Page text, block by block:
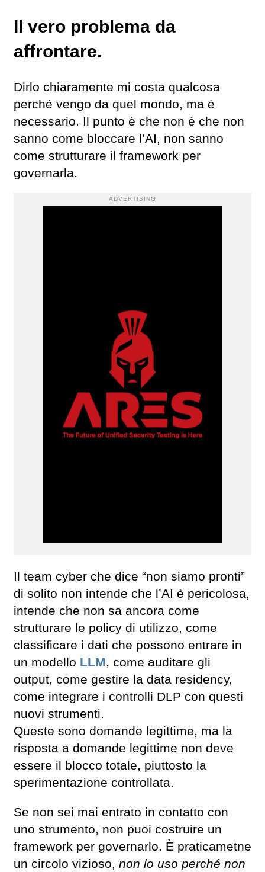
Il vero problema da
affrontare.
Dirlo chiaramente mi costa qualcosa
perché vengo da quel mondo, ma è
necessario. Il punto è che non è che non
sanno come bloccare l’AI, non sanno
come strutturare il framework per
governarla.
ADVERTISING
Il team cyber che dice “non siamo pronti”
di solito non intende che l’AI è pericolosa,
intende che non sa ancora come
strutturare le policy di utilizzo, come
classificare i dati che possono entrare in
un modello LLM, come auditare gli
output, come gestire la data residency,
come integrare i controlli DLP con questi
nuovi strumenti.
Queste sono domande legittime, ma la
risposta a domande legittime non deve
essere il blocco totale, piuttosto la
sperimentazione controllata.
Se non sei mai entrato in contatto con
uno strumento, non puoi costruire un
framework per governarlo. È praticametne
un circolo vizioso, non lo uso perché non